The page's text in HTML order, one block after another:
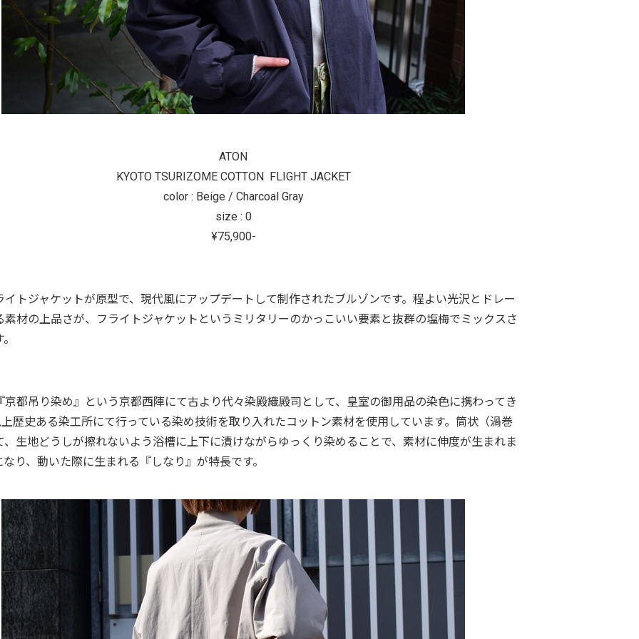
ATON
KYOTO TSURIZOME COTTON FLIGHT JACKET
color : Beige / Charcoal Gray
size : 0
¥75,900-
イトジャケットが原型で、現代風にアップデートして制作されたブルゾンです。程よい光沢とドレー
素材の上品さが、フライトジャケットというミリタリーのかっこいい要素と抜群の塩梅でミックスさ
京都吊り染め』という京都西陣にて古より代々染殿織殿司として、皇室の御用品の染色に携わってき
歴史ある染工所にて行っている染め技術を取り入れたコットン素材を使用しています。筒状（渦巻
、生地どうしが擦れないよう浴槽に上下に漬けながらゆっくり染めることで、素材に伸度が生まれま
なり、動いた際に生まれる『しなり』が特長です。